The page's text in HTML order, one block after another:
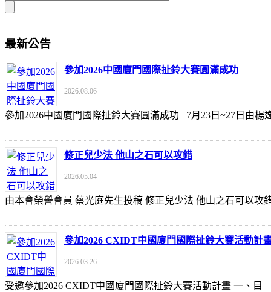
最新公告
參加2026中國廈門國際扯鈴大賽圓滿成功
2026.08.06
參加2026中國廈門國際扯鈴大賽圓滿成功 7月23日~27日由
修正兒少法 他山之石可以攻錯
2026.05.04
由本會榮譽會員 蔡光庭先生投稿 修正兒少法 他山之石可以攻
參加2026 CXIDT中國廈門國際扯鈴大賽活動計
2026.03.26
受邀參加2026 CXIDT中國廈門國際扯鈴大賽活動計畫 一、